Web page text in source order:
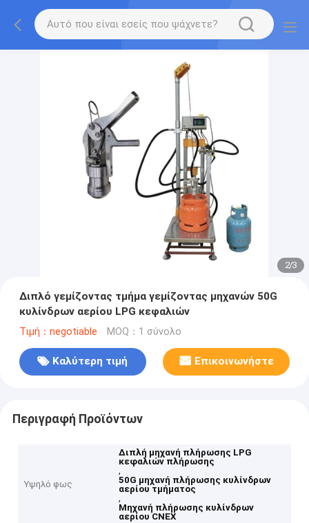
2/3
Διπλό γεμίζοντας τμήμα γεμίζοντας μηχανών 50G
κυλίνδρων αερίου LPG κεφαλιών
Τιμή：negotiable MOQ：1 σύνολο
Καλύτερη τιμή Επικοινωνήστε
Περιγραφή Προϊόντων
Υψηλό φως
Διπλή μηχανή πλήρωσης LPG
κεφαλιών πλήρωσης
,
50G μηχανή πλήρωσης κυλίνδρων
αερίου τμήματος
,
Μηχανή πλήρωσης κυλίνδρων
αερίου CNEX